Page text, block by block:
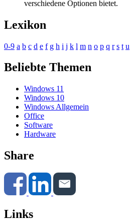
verschiedene Optionen bietet.
Lexikon
0-9 a b c d e f g h i j k l m n o p q r s t u
Beliebte Themen
Windows 11
Windows 10
Windows Allgemein
Office
Software
Hardware
Share
Links